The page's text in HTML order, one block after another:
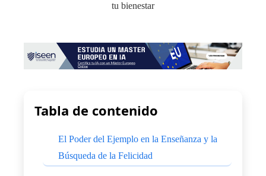
Tabla de contenido
El Poder del Ejemplo en la Enseñanza y la
Búsqueda de la Felicidad